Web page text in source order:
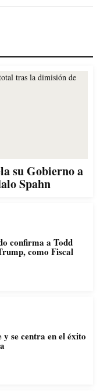
su Gobierno a
Spahn
confirma a Todd
como Fiscal
se centra en el éxito